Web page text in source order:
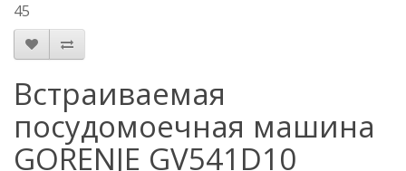
45
Встраиваемая
посудомоечная машина
GORENJE GV541D10